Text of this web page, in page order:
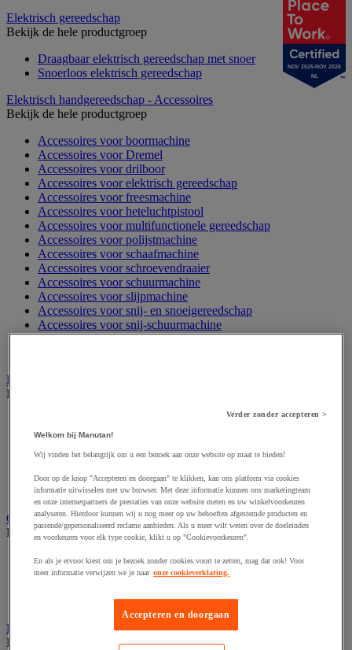
Elektrisch gereedschap
Bekijk de hele productgroep
Draagbaar elektrisch gereedschap met snoer
Snoerloos elektrisch gereedschap
Elektrisch handgereedschap - Accessoires
Bekijk de hele productgroep
Accessoires voor boormachine
Accessoires voor Dremel
Accessoires voor drilboor
Accessoires voor elektrisch gereedschap
Accessoires voor freesmachine
Accessoires voor heteluchtpistool
Accessoires voor multifunctionele gereedschap
Accessoires voor polijstmachine
Accessoires voor schaafmachine
Accessoires voor schroevendraaier
Accessoires voor schuurmachine
Accessoires voor slijpmachine
Accessoires voor snij- en snoeigereedschap
Accessoires voor snij-schuurmachine
Accessoires voor spijkermachine
Elektrische toebehoren en verlichting
Bekijk de hele productgroep
Accessoires voor elektrisch schakelpaneel
Batterij, oplader en kabel
Elektrische kabel
Elektrische uitrusting
Verlengsnoer, stekkerdoos en kapelhaspel
Wandcontactdoos en schakelaar
Gereedschap opbergen
Bekijk de hele productgroep
Assortimentsdoos en gereedschapkoffer
Gereedschapskist en opbergtas
Verrijdbare werktafel
Handgereedschap
Bekijk de hele productgroep
NOV 2025-NOV 2026
NL
Verder zonder accepteren >
Welkom bij Manutan!
Wij vinden het belangrijk om u een bezoek aan onze website op maat te bieden!
Door op de knop "Accepteren en doorgaan" te klikken, kan ons platform via cookies
informatie uitwisselen met uw browser. Met deze informatie kunnen ons marketingteam
en onze internetpartners de prestaties van onze website meten en uw winkelvoorkeuren
analyseren. Hierdoor kunnen wij u nog meer op uw behoeften afgestemde producten en
passende/gepersonaliseerd reclame aanbieden. Als u meer wilt weten over de doeleinden
en voorkeuren voor elk type cookie, klikt u op "Cookievoorkeuren".
En als je ervoor kiest om je bezoek zonder cookies voort te zetten, mag dat ook! Voor
meer informatie verwijzen we je naar onze cookieverklaring.
Accepteren en doorgaan